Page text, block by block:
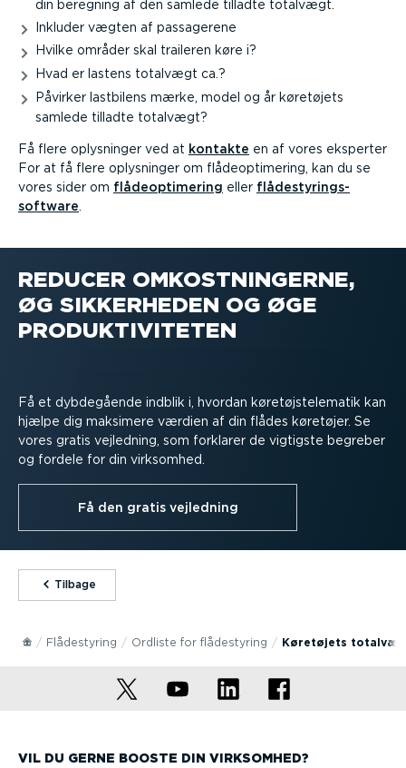
din beregning af den samlede tilladte totalvægt.
Inkluder vægten af passagerene
Hvilke områder skal traileren køre i?
Hvad er lastens totalvægt ca.?
Påvirker lastbilens mærke, model og år køretøjets
samlede tilladte totalvægt?
Få flere oplysninger ved at kontakte en af vores eksperter
For at få flere oplysninger om flåde­op­ti­mering, kan du se
vores sider om flåde­op­ti­mering eller flådesty­rings­
software
REDUCER OMKOST­NIN­GERNE,
ØG SIKKERHEDEN OG ØGE
PRODUK­TI­VI­TETEN
Få et dybdegående indblik i, hvordan køretøj­st­e­le­matik kan
hjælpe dig maksimere værdien af din flådes køretøjer. Se
vores gratis vejledning, som forklarer de vigtigste begreber
og fordele for din virksomhed.
Få den gratis vejledning
⁠Tilbage
Flådestyring Ordliste for flådestyring Køretøjets
VIL DU GERNE BOOSTE DIN VIRKSOMHED?